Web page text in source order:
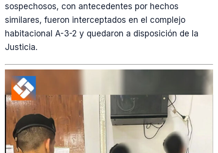
sospechosos, con antecedentes por hechos
similares, fueron interceptados en el complejo
habitacional A-3-2 y quedaron a disposición de la
Justicia.